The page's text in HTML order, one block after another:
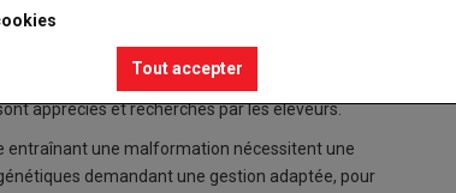
gestion adaptée, pour limiter sa diffusion.
gènes peuvent s'exprimer. A travers le travail
appréciés et recherchés par les éleveurs.
entraînant une malformation nécessitent une
demandant une gestion adaptée, pour
Tout accepter